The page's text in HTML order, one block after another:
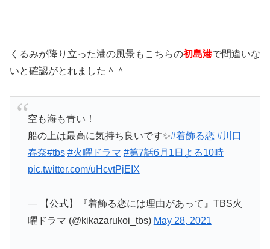
くるみが降り立った港の風景もこちらの初島港で間違いな
いと確認がとれました＾＾
空も海も青い！
船の上は最高に気持ち良いです✨#着飾る恋 #川口
春奈#tbs #火曜ドラマ #第7話6月1日よる10時
pic.twitter.com/uHcvtPjEIX
— 【公式】『着飾る恋には理由があって』TBS火
曜ドラマ (@kikazarukoi_tbs) May 28, 2021